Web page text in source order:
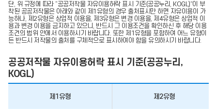
단, 위 규정에 따라 “공공저작물 자유이용허락 표시 기준(공공누리, KOGL)”이 부
착된 공공저작물은 아래와 같이 제1유형의 경우 출처표시만 하면 자유이용이 가
능하나, 제2유형은 상업적 이용을, 제3유형은 변경 이용을, 제4유형은 상업적 이
용과 변경 이용을 금지하고 있으니, 반드시 그 이용조건을 확인하신 후 해당 이용
조건의 범위 안에서 이용하시기 바랍니다. 또한 제1유형을 포함하여 어느 유형이
든 반드시 저작물의 출처를 구체적으로 표시하여야 함을 유의하시기 바랍니다.
공공저작물 자유이용허락 표시 기준(공공누리,
KOGL)
제1유형 제2유형